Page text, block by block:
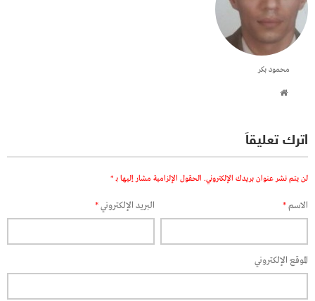
محمود بكر
اترك تعليقاً
لن يتم نشر عنوان بريدك الإلكتروني. الحقول الإلزامية مشار إليها بـ *
الاسم* البريد الإلكتروني*
الموقع الإلكتروني